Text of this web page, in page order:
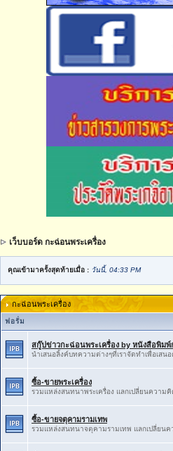
เว็บบอร์ด กะฉ่อนพระเครื่อง
คุณเข้ามาครั้งสุดท้ายเมื่อ : วันนี้, 04:33 PM
กะฉ่อนพระเครื่อง
ฟอรั่ม
สกู๊ปข่าวกะฉ่อนพระเครื่อง by หนังสือพิม
นำเสนอลิ้งค์บทความต่างๆที่เราจัดทำเพื่อเส
ซื้อ-ขายพระเครื่อง
รวมแหล่งสนทนาพระเครื่อง แลกเปลี่ยนความ
ซื้อ-ขายจตุคามรามเทพ
รวมแหล่งสนทนาจตุคามรามเทพ แลกเปลี่ยน